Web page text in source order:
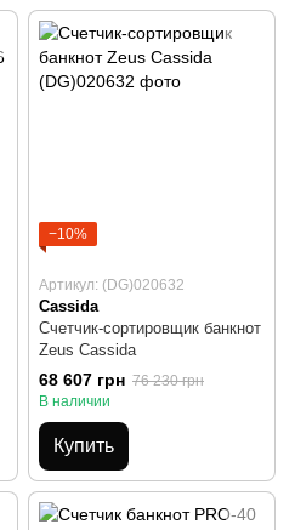
−10%
Артикул: (DG)020632
Cassida
Счетчик-сортировщик банкнот
Zeus Cassida
68 607 грн 76 230 грн
В наличии
Купить